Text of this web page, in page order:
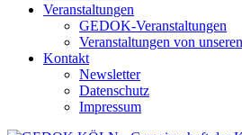
Veranstaltungen
GEDOK-Veranstaltungen
Veranstaltungen von
Kontakt
Newsletter
Datenschutz
Impressum